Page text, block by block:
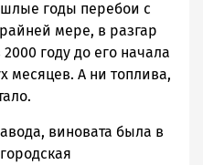
годы перебои с
мере, в разгар
году до его начала
месяцев. А ни топлива,
виновата была в